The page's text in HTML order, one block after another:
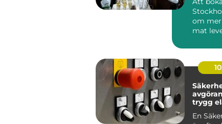
om mer
mat
röda...
trygg
En